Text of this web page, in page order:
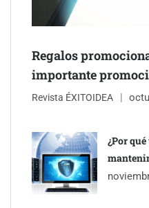
impermeabilización de las
mudanzas en Barcelona
Regalos
importante
Revista ÉXITOIDEA
¿Por